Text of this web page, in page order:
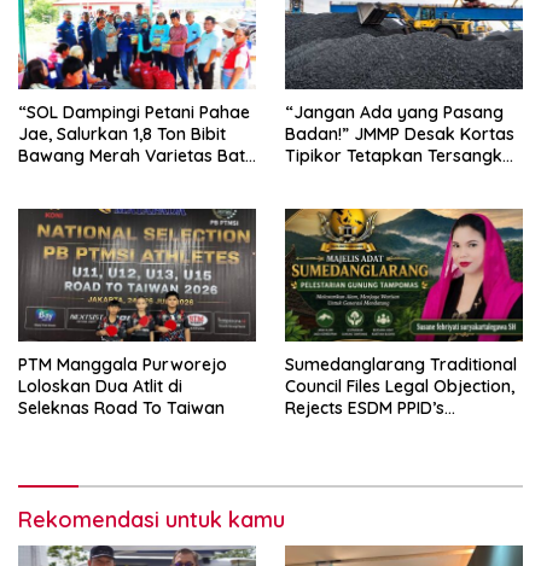
“SOL Dampingi Petani Pahae
Jae, Salurkan 1,8 Ton Bibit
Bawang Merah Varietas Batu
“Jangan Ada yang Pasang
Badan!” JMMP Desak Kortas
Tipikor Tetapkan Tersangka
PTM Manggala Purworejo
Loloskan Dua Atlit di
Seleknas Road To Taiwan
Sumedanglarang Traditional
Council Files Legal Objection,
Rejects ESDM PPID’s
Rekomendasi untuk kamu